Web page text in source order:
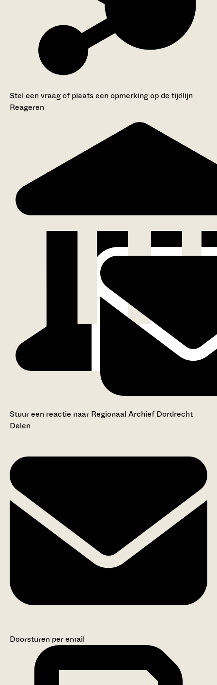
Stel een vraag of plaats een opmerking op de tijdlijn
Reageren
Stuur een reactie naar Regionaal Archief Dordrecht
Delen
Doorsturen per email